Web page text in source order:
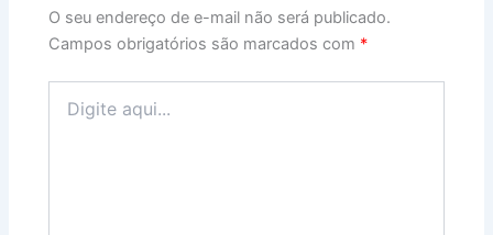
O seu endereço de e-mail não será publicado.
Campos obrigatórios são marcados com *
aqui...